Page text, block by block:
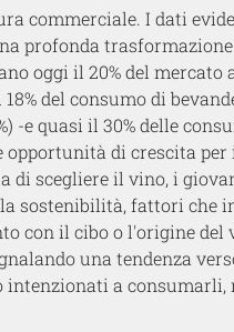
commerciale. I dati
profonda
oggi il 20% del mercato
18%del consumo di
-e quasi il 30% delle
di crescita
di scegliere il vino, i
sostenibilità, fattori che
con il cibo o l'origine del
una tendenza
intenzionati a consumarli,